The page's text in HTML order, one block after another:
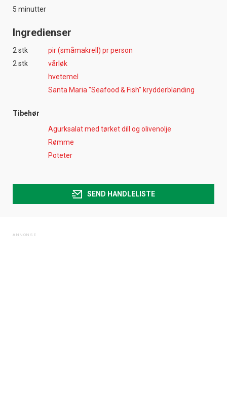
5 minutter
Ingredienser
2 stk
pir (småmakrell) pr person
2 stk
vårløk
hvetemel
Santa Maria "Seafood & Fish" krydderblanding
Tibehør
Agurksalat med tørket dill og olivenolje
Rømme
Poteter
SEND HANDLELISTE